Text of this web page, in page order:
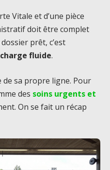
Vitale et d’une pièce
doit être complet
prêt, c’est
fluide.
de sa propre ligne. Pour
des soins urgents et
On se fait un récap